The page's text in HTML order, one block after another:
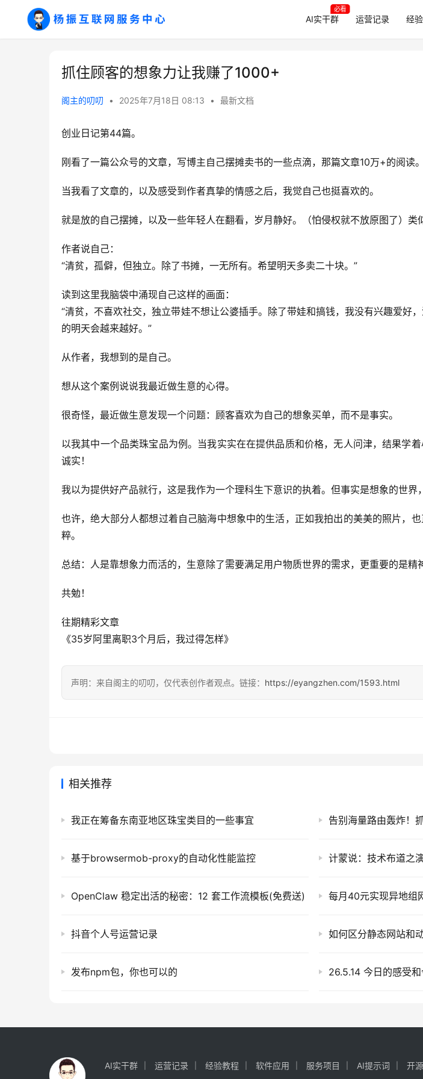
AI实干群
必看
运营记录 经
抓住顾客的想象力让我赚了1000+
阁主的叨叨 • 2025年7月18日 08:13 • 最新文档
创业日记第44篇。
刚看了一篇公众号的文章，写博主自己摆摊卖书的一些点滴，那篇文章10万+的阅读。
当我看了文章的，以及感受到作者真挚的情感之后，我觉自己也挺喜欢的。
就是放的自己摆摊，以及一些年轻人在翻看，岁月静好。（怕侵权就不放原图了）类
作者说自己：
“清贫，孤僻，但独立。除了书摊，一无所有。希望明天多卖二十块。”
读到这里我脑袋中涌现自己这样的画面：
“清贫，不喜欢社交，独立带娃不想让公婆插手。除了带娃和搞钱，我没有兴趣爱好
的明天会越来越好。”
从作者，我想到的是自己。
想从这个案例说说我最近做生意的心得。
很奇怪，最近做生意发现一个问题：顾客喜欢为自己的想象买单，而不是事实。
以我其中一个品类珠宝品为例。当我实实在在提供品质和价格，无人问津，结果学
诚实！
我以为提供好产品就行，这是我作为一个理科生下意识的执着。但事实是想象的世界
也许，绝大部分人都想过着自己脑海中想象中的生活，正如我拍出的美美的照片，
粹。
总结：人是靠想象力而活的，生意除了需要满足用户物质世界的需求，更重要的是精
共勉！
往期精彩文章
《35岁阿里离职3个月后，我过得怎样》
声明：来自阁主的叨叨，仅代表创作者观点。链接： https://eyangzhen.com/1593.html
相关推荐
我正在筹备东南亚地区珠宝类目的一些事宜
基于browsermob-proxy的自动化性能监控 计蒙说：技术布道之
OpenClaw 稳定出活的秘密：12 套工作流模板(免费送)
抖音个人号运营记录 如何区分静态网站和
发布npm包，你也可以的 26.5.14 今日的感受
AI实干群 运营记录 经验教程 软件应用 服务项目 AI提示词 开